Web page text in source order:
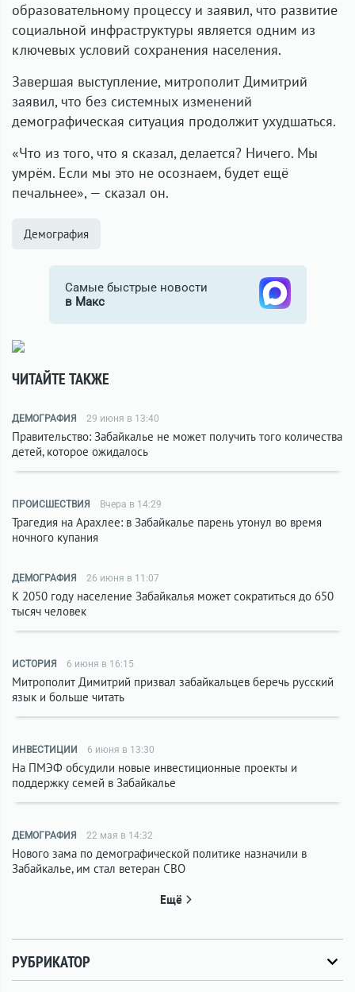
образовательному процессу и заявил, что развитие
социальной инфраструктуры является одним из
ключевых условий сохранения населения.
Завершая выступление, митрополит Димитрий
заявил, что без системных изменений
демографическая ситуация продолжит ухудшаться.
«Что из того, что я сказал, делается? Ничего. Мы
умрём. Если мы это не осознаем, будет ещё
печальнее», — сказал он.
Демография
Самые быстрые новости
в Макс
ЧИТАЙТЕ ТАКЖЕ
ДЕМОГРАФИЯ 29 июня в 13:40
Правительство: Забайкалье не может получить того количества
детей, которое ожидалось
ПРОИСШЕСТВИЯ Вчера в 14:29
Трагедия на Арахлее: в Забайкалье парень утонул во время
ночного купания
ДЕМОГРАФИЯ 26 июня в 11:07
К 2050 году население Забайкалья может сократиться до 650
тысяч человек
ИСТОРИЯ 6 июня в 16:15
Митрополит Димитрий призвал забайкальцев беречь русский
язык и больше читать
ИНВЕСТИЦИИ 6 июня в 13:30
На ПМЭФ обсудили новые инвестиционные проекты и
поддержку семей в Забайкалье
ДЕМОГРАФИЯ 22 мая в 14:32
Нового зама по демографической политике назначили в
Забайкалье, им стал ветеран СВО
Ещё
РУБРИКАТОР